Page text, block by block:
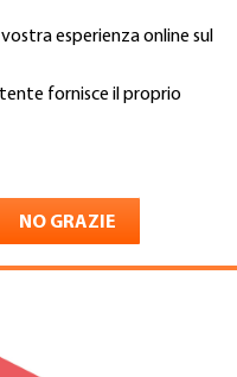
esperienza online sul
fornisce il proprio
NO GRAZIE